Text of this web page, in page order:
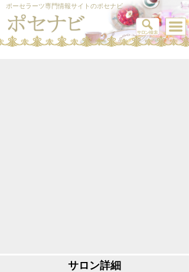
ポーセラーツ専門情報サイトのポセナビ
サロン詳細